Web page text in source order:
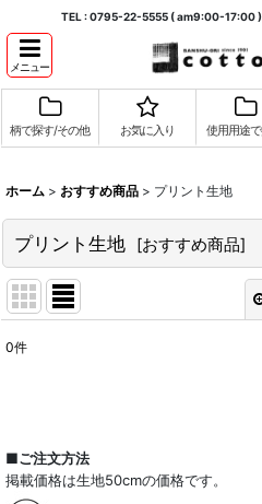
TEL : 0795-22-5555 ( am9:00-
メニュー
柄で探す/その他 お気に入り 使用用途
ホーム > おすすめ商品 > プリント生地
プリント生地 [おすすめ商品]
絞り込
0件
■ご注文方法
掲載価格は生地50cmの価格です。